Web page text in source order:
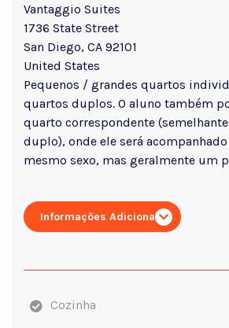
Vantaggio Suites
1736 State Street
San Diego, CA 92101
United States
Pequenos / grandes quartos
quartos duplos. O aluno também
quarto correspondente
duplo), onde ele será
mesmo sexo, mas geralmente um
Informações Adicionais
Cozinha